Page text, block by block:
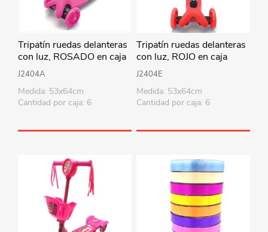
Tripatín ruedas delanteras
con luz, ROSADO en caja
J2404A
Medida: 53x64cm
Cantidad por caja: 6
Tripatín ruedas delanteras
con luz, ROJO en caja
J2404E
Medida: 53x64cm
Cantidad por caja: 6